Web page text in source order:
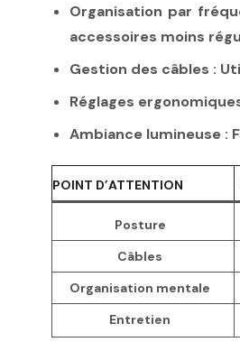
Organisation par
accessoires moins
Gestion des câbles :
Réglages
Ambiance lumineuse :
POINT D’ATTENTION
Posture
Câbles
Organisation mentale
Entretien